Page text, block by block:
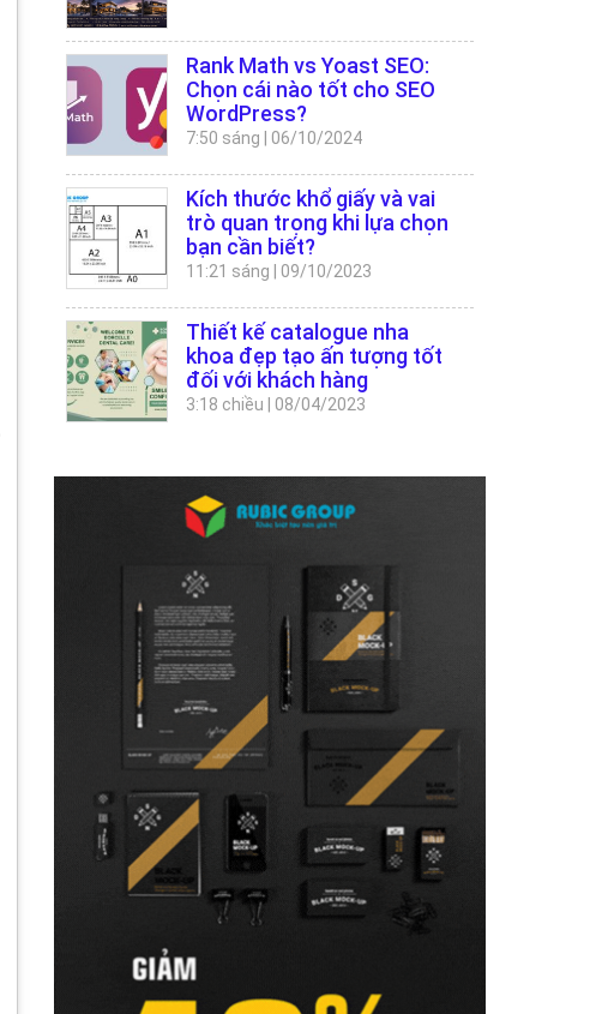
Rank Math vs Yoast SEO:
Chọn cái nào tốt cho SEO
WordPress?
7:50 sáng 06/10/2024
Kích thước khổ giấy và vai
trò quan trọng khi lựa chọn
bạn cần biết?
11:21 sáng 09/10/2023
Thiết kế catalogue nha
khoa đẹp tạo ấn tượng tốt
đối với khách hàng
3:18 chiều 08/04/2023